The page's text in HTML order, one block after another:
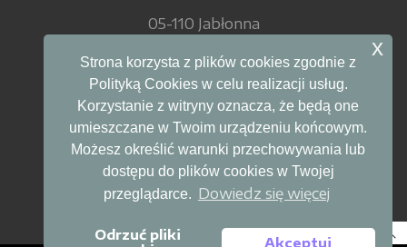
05-110 Jabłonna
Telefon: 799 285 920
E-mail: info@3ev.pl
SKLEP
Strona korzysta z plików cookies zgodnie z
Polityką Cookies w celu realizacji usług.
Korzystanie z witryny oznacza, że będą one
umieszczane w Twoim urządzeniu końcowym.
Możesz określić warunki przechowywania lub
dostępu do plików cookies w Twojej
przeglądarce. Dowiedz się więcej
Odrzuć pliki
Akceptuj
x